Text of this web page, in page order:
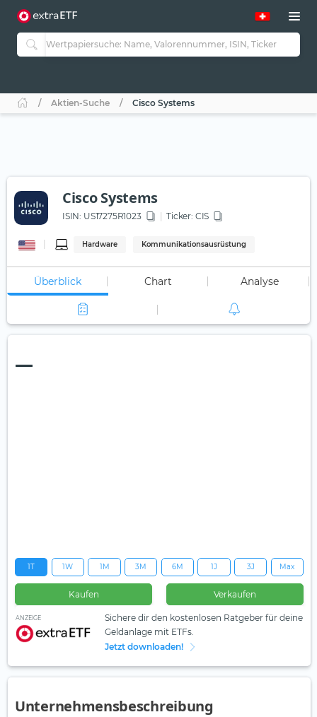
Aktien-Suche Cisco Systems
Cisco Systems
ISIN: US17275R1023 Ticker: CIS
Hardware Kommunikationsausrüstung
Überblick Chart Analyse
—
1T 1W 1M 3M 6M 1J 3J Max
Kaufen Verkaufen
ANZEIGE
Sichere dir den kostenlosen Ratgeber für deine
Geldanlage mit ETFs.
Jetzt downloaden!
Unternehmensbeschreibung